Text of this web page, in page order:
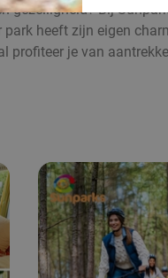
gezelligheid? Bij
heeft zijn eigen
profiteer je van